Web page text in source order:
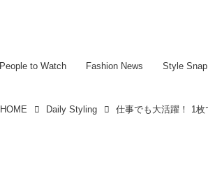
People to Watch Fashion News Style Snap
HOME Daily Styling